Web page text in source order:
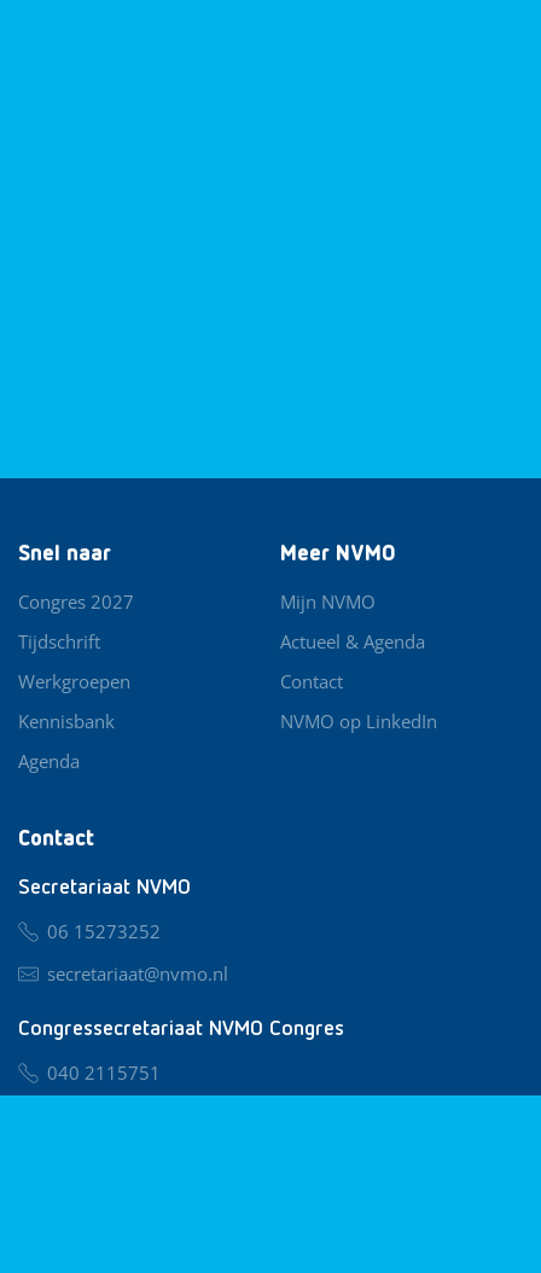
Contact
Secretariaat NVMO
06 15273252
secretariaat@nvmo.nl
Congressecretariaat NVMO Congres
040 2115751
Snel naar
Congres 2027
Tijdschrift
Werkgroepen
Kennisbank
Agenda
Meer NVMO
Mijn NVMO
Actueel & Agenda
Contact
NVMO op LinkedIn